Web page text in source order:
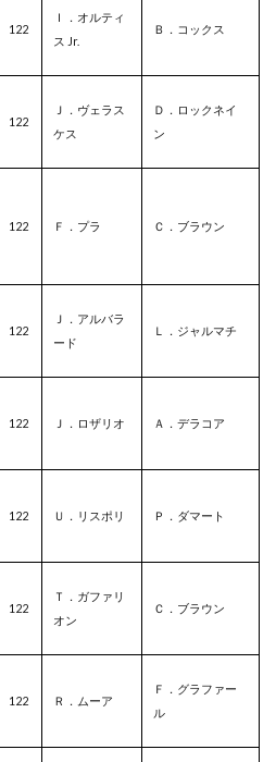
122
Ｉ．オルティ
ス Jr.
Ｂ．コックス
122
Ｊ．ヴェラス
ケス
Ｄ．ロックネイ
ン
122 Ｆ．プラ Ｃ．ブラウン
122
Ｊ．アルバラ
ード
Ｌ．ジャルマチ
122 Ｊ．ロザリオ Ａ．デラコア
122 Ｕ．リスポリ Ｐ．ダマート
122
Ｔ．ガファリ
オン
Ｃ．ブラウン
122 Ｒ．ムーア
Ｆ．グラファー
ル